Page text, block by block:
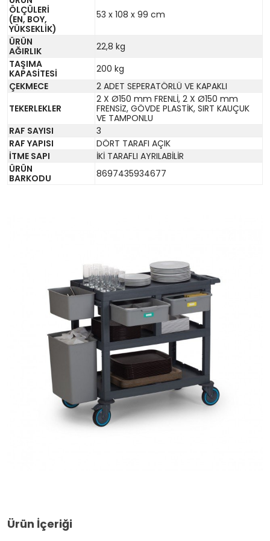
ÖLÇÜLERİ
(EN, BOY,
YÜKSEKLİK)
53 x 108 x 99 cm
ÜRÜN
AĞIRLIK
22,8 kg
TAŞIMA
KAPASİTESİ
200 kg
ÇEKMECE
2 ADET SEPERATÖRLÜ VE KAPAKLI
TEKERLEKLER
2 X Ø150 mm FRENLİ, 2 X Ø150 mm
FRENSİZ, GÖVDE PLASTİK, SIRT KAUÇUK
VE TAMPONLU
RAF SAYISI
3
RAF YAPISI
DÖRT TARAFI AÇIK
İTME SAPI
İKİ TARAFLI AYRILABİLİR
ÜRÜN
BARKODU
8697435934677
Ürün İçeriği